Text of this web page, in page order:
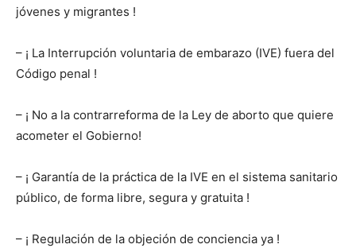
jóvenes y migrantes !
– ¡ La Interrupción voluntaria de embarazo (IVE) fuera del
Código penal !
– ¡ No a la contrarreforma de la Ley de aborto que quiere
acometer el Gobierno!
– ¡ Garantía de la práctica de la IVE en el sistema sanitario
público, de forma libre, segura y gratuita !
– ¡ Regulación de la objeción de conciencia ya !